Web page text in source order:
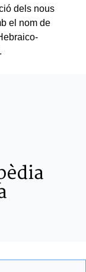
dels nous
el nom de